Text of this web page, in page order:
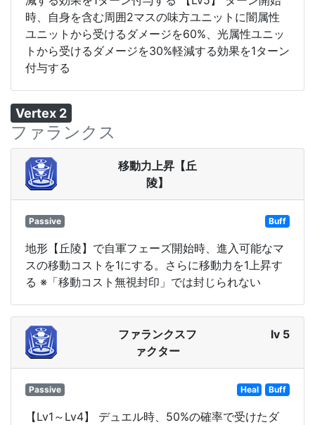
時、自身を含む周囲2マスの味方ユニットに闇属性
ユニットから受けるダメージを60%、光属性ユニッ
トから受けるダメージを30%軽減する効果を1ターン
付与する
Vertex 2
ファランクス
移動力上昇【丘
陵】
Passive Buff
地形【丘陵】で自軍フェーズ開始時、進入可能なマ
スの移動コストを1にする。さらに移動力を1上昇す
る ※「移動コスト無視封印」では封じられない
ファランクスフ
ァクター
lv 5
Passive Heal Buff
【Lv1～Lv4】 デュエル時、50%の確率で受けたダ